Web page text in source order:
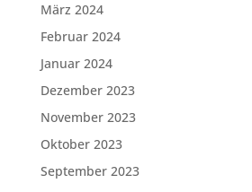
März 2024
Februar 2024
Januar 2024
Dezember 2023
November 2023
Oktober 2023
September 2023